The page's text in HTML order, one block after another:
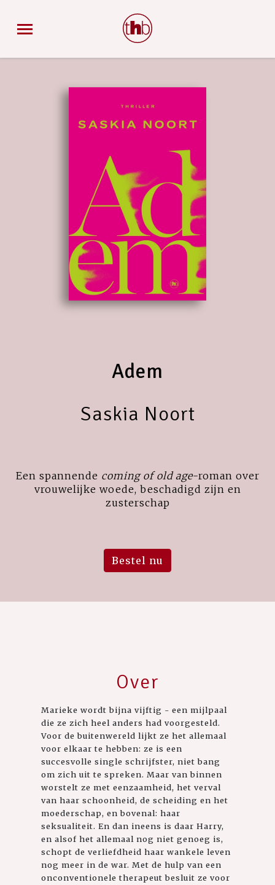
Adem
Saskia Noort
Een spannende coming of old age-roman over
vrouwelijke woede, beschadigd zijn en
zusterschap
Bestel nu
Over
Marieke wordt bijna vijftig - een mijlpaal
die ze zich heel anders had voorgesteld.
Voor de buitenwereld lijkt ze het allemaal
voor elkaar te hebben: ze is een
succesvolle single schrijfster, niet bang
om zich uit te spreken. Maar van binnen
worstelt ze met eenzaamheid, het verval
van haar schoonheid, de scheiding en het
moederschap, en bovenal: haar
seksualiteit. En dan ineens is daar Harry,
en alsof het allemaal nog niet genoeg is,
schopt de verliefdheid haar wankele leven
nog meer in de war. Met de hulp van een
onconventionele therapeut besluit ze voor